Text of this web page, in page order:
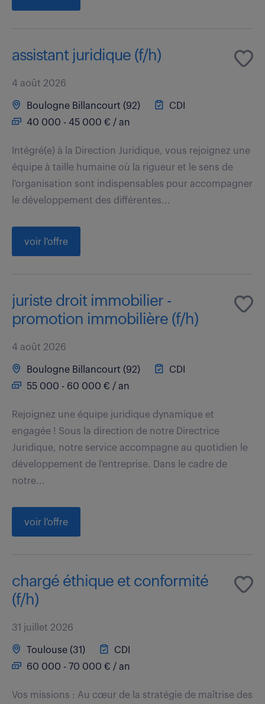
assistant juridique (f/h)
4 août 2026
Boulogne Billancourt (92)
CDI
40 000 - 45 000 € / an
Intégré(e) à la Direction Juridique, vous rejoignez une
équipe à taille humaine où la rigueur et le sens de
l'organisation sont indispensables pour accompagner
le développement des différentes...
voir l'offre
juriste droit immobilier -
promotion immobilière (f/h)
4 août 2026
Boulogne Billancourt (92)
CDI
55 000 - 60 000 € / an
Rejoignez une équipe juridique dynamique et
engagée ! Sous la direction de notre Directrice
Juridique, notre service accompagne au quotidien le
développement de l'entreprise. Dans le cadre de
notre...
voir l'offre
chargé éthique et conformité
(f/h)
31 juillet 2026
Toulouse (31)
CDI
60 000 - 70 000 € / an
Vos missions : Au cœur de la stratégie de maîtrise des